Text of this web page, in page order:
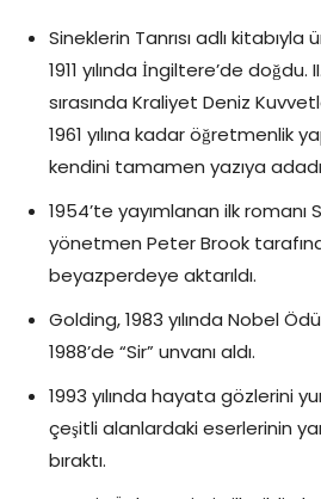
Sineklerin Tanrısı adlı
1911 yılında İngiltere’de doğdu.
sırasında Kraliyet Deniz
1961 yılına kadar öğretmenlik
kendini tamamen yazıya
1954’te yayımlanan ilk romanı
yönetmen Peter Brook
beyazperdeye aktarıldı.
Golding, 1983 yılında Nobel
1988’de “Sir” unvanı aldı.
1993 yılında hayata gözlerini
çeşitli alanlardaki eserlerinin
bıraktı.